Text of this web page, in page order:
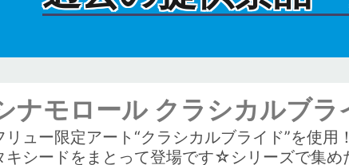
ナモロール クラシカルブ
リュー限定アート“クラシカルブライド”を使
キシードをまとって登場です☆シリーズで集